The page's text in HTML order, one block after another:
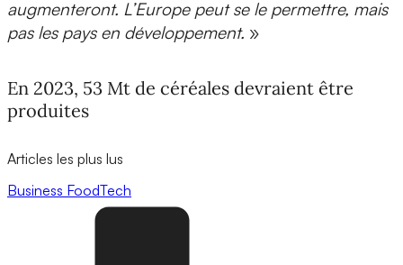
augmenteront. L’Europe peut se le permettre, mais
pas les pays en développement. »
En 2023, 53 Mt de céréales devraient être
produites
Articles les plus lus
Business FoodTech